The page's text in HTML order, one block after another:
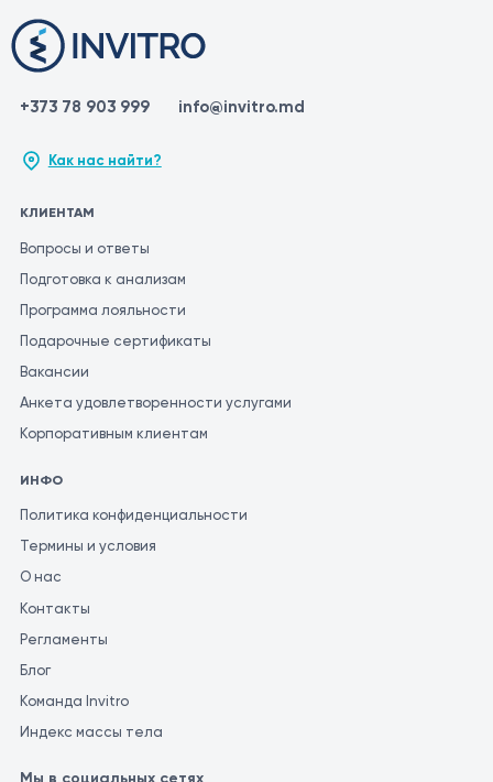
+373 78 903 999 info@invitro.md
Как нас найти?
КЛИЕНТАМ
Вопросы и ответы
Подготовка к анализам
Программа лояльности
Подарочные сертификаты
Вакансии
Анкета удовлетворенности услугами
Корпоративным клиентам
ИНФО
Политика конфиденциальности
Термины и условия
О нас
Контакты
Регламенты
Блог
Команда Invitro
Индекс массы тела